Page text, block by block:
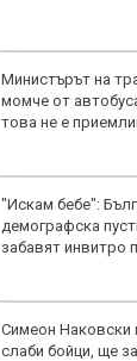
Министърът на
момче от
това не е
"Искам бебе":
демографска
забавят инвитро
Симеон Наковски
слаби бойци, ще